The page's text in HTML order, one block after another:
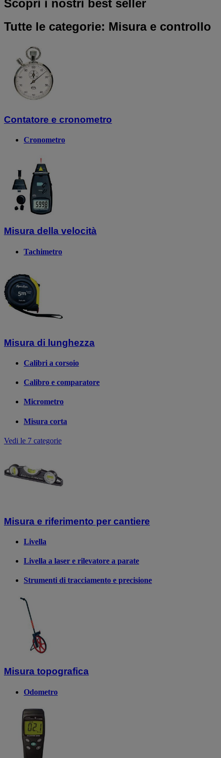
Scopri i nostri best seller
Tutte le categorie: Misura e controllo
Contatore e cronometro
Cronometro
Misura della velocità
Tachimetro
Misura di lunghezza
Calibri a corsoio
Calibro e comparatore
Micrometro
Misura corta
Vedi le 7 categorie
Misura e riferimento per cantiere
Livella
Livella a laser e rilevatore a parate
Strumenti di tracciamento e precisione
Misura topografica
Odometro